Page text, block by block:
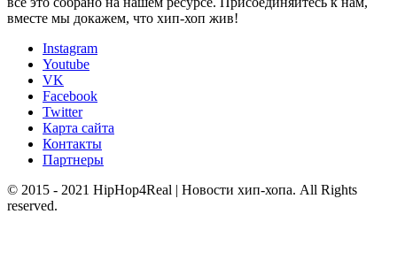
вместе мы докажем, что хип-хоп жив!
Instagram
Youtube
VK
Facebook
Twitter
Карта сайта
Контакты
Партнеры
© 2015 - 2021 HipHop4Real | Новости хип-хопа. All Rights
reserved.